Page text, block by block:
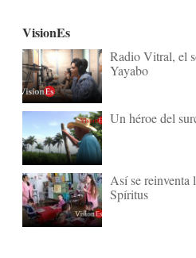
VisionEs
Radio Vitral, el
Yayabo
Un héroe del
Así se reinventa
Spíritus